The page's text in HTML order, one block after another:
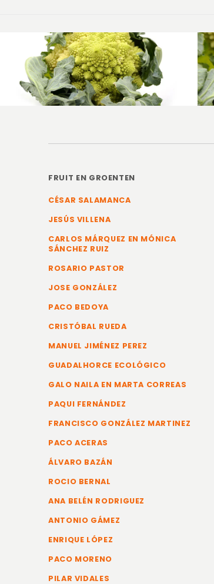
FRUIT EN GROENTEN
CÉSAR SALAMANCA
JESÚS VILLENA
CARLOS MÁRQUEZ EN MÓNICA
SÁNCHEZ RUIZ
ROSARIO PASTOR
JOSE GONZÁLEZ
PACO BEDOYA
CRISTÓBAL RUEDA
MANUEL JIMÉNEZ PEREZ
GUADALHORCE ECOLÓGICO
GALO NAILA EN MARTA CORREAS
PAQUI FERNÁNDEZ
FRANCISCO GONZÁLEZ MARTINEZ
PACO ACERAS
ÁLVARO BAZÁN
ROCIO BERNAL
ANA BELÉN RODRIGUEZ
ANTONIO GÁMEZ
ENRIQUE LÓPEZ
PACO MORENO
PILAR VIDALES